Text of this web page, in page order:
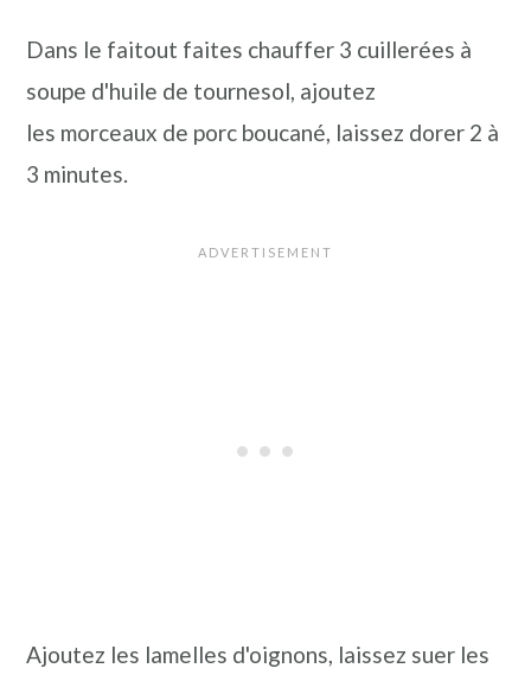
Dans le faitout faites chauffer 3 cuillerées à
soupe d'huile de tournesol, ajoutez
les morceaux de porc boucané, laissez dorer 2 à
3 minutes.
Ajoutez les lamelles d'oignons, laissez suer les